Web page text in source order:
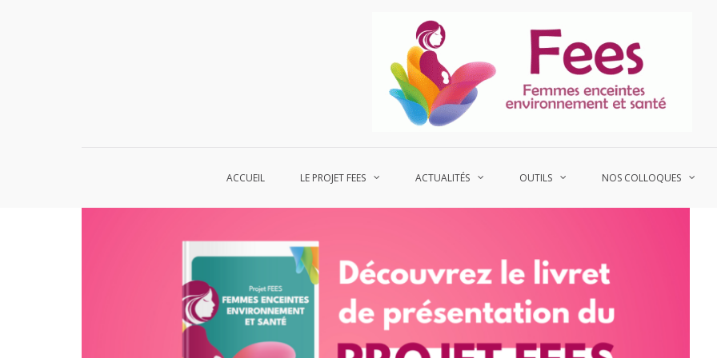
ACCUEIL LE PROJET FEES ACTUALITÉS OUTILS NOS COLLOQUES